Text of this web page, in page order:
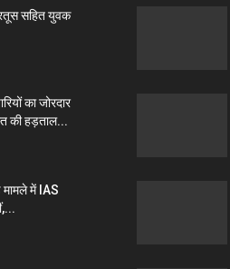
सहित युवक
का जोरदार
की हड़ताल...
में IAS